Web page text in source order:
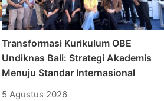
Transformasi Kurikulum OBE
Undiknas Bali: Strategi Akademis
Menuju Standar Internasional
5 Agustus 2026